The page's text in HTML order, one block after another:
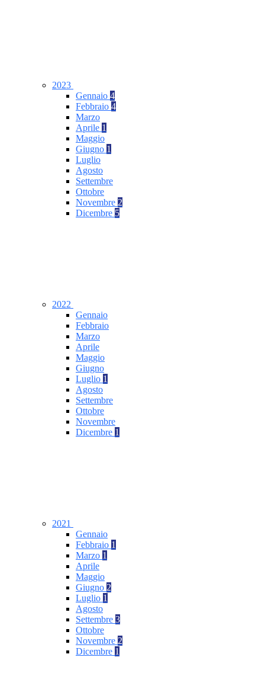
2023
Gennaio 4
Febbraio 4
Marzo
Aprile 1
Maggio
Giugno 1
Luglio
Agosto
Settembre
Ottobre
Novembre 2
Dicembre 5
2022
Gennaio
Febbraio
Marzo
Aprile
Maggio
Giugno
Luglio 1
Agosto
Settembre
Ottobre
Novembre
Dicembre 1
2021
Gennaio
Febbraio 1
Marzo 1
Aprile
Maggio
Giugno 2
Luglio 1
Agosto
Settembre 3
Ottobre
Novembre 2
Dicembre 1